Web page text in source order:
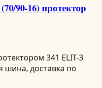
90-16) протектор
341 ELIT-3
шина, доставка по